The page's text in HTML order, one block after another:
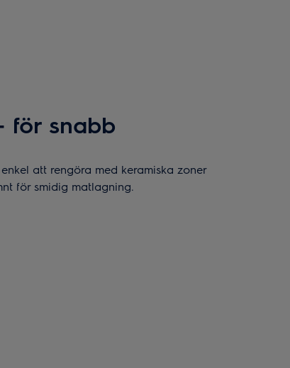
för snabb
att rengöra med keramiska zoner
för smidig matlagning.